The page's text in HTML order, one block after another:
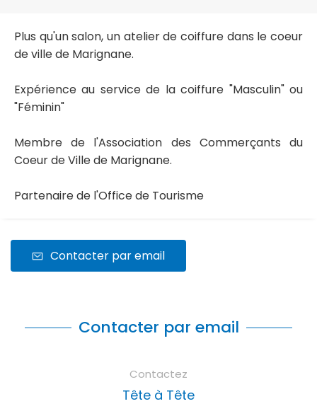
Plus qu'un salon, un atelier de coiffure dans le coeur
de ville de Marignane.
Expérience au service de la coiffure "Masculin" ou
"Féminin"
Membre de l'Association des Commerçants du
Coeur de Ville de Marignane.
Partenaire de l'Office de Tourisme
Contacter par email
Contacter par email
Contactez
Tête à Tête